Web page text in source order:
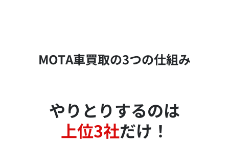
MOTA車買取の3つの仕組み
やりとりするのは
上位3社だけ！